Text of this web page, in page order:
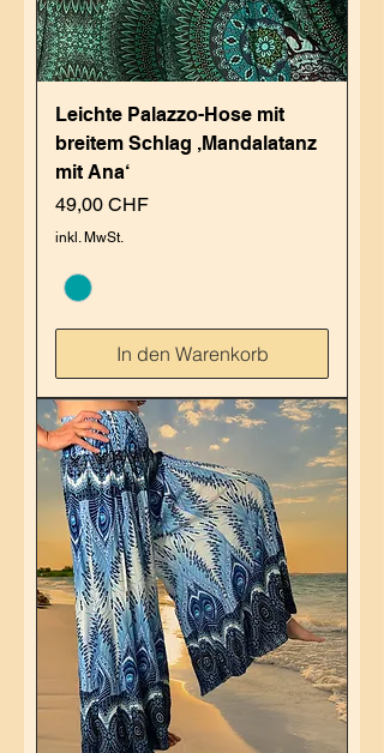
Leichte Palazzo-Hose mit
breitem Schlag ‚Mandalatanz
mit Ana‘
Preis
49,00 CHF
inkl. MwSt.
In den Warenkorb